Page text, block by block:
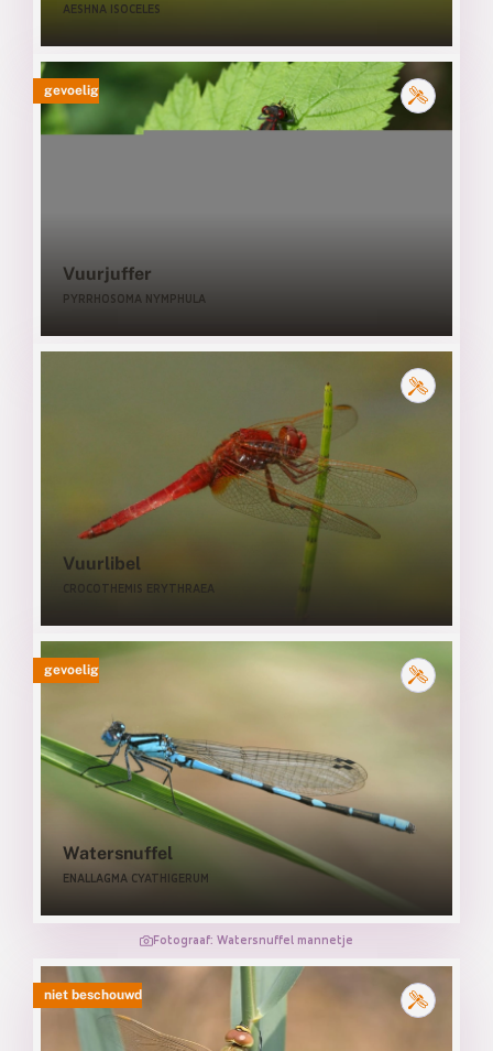
AESHNA ISOCELES
gevoelig
Vuurjuffer
PYRRHOSOMA NYMPHULA
Vuurlibel
CROCOTHEMIS ERYTHRAEA
gevoelig
Watersnuffel
ENALLAGMA CYATHIGERUM
Fotograaf: Watersnuffel mannetje
niet beschouwd